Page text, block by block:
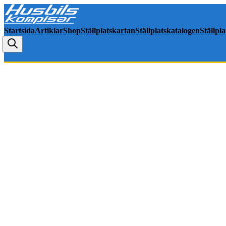
StartsidaArtiklarShopStällplatskartanStällplatskatalogen